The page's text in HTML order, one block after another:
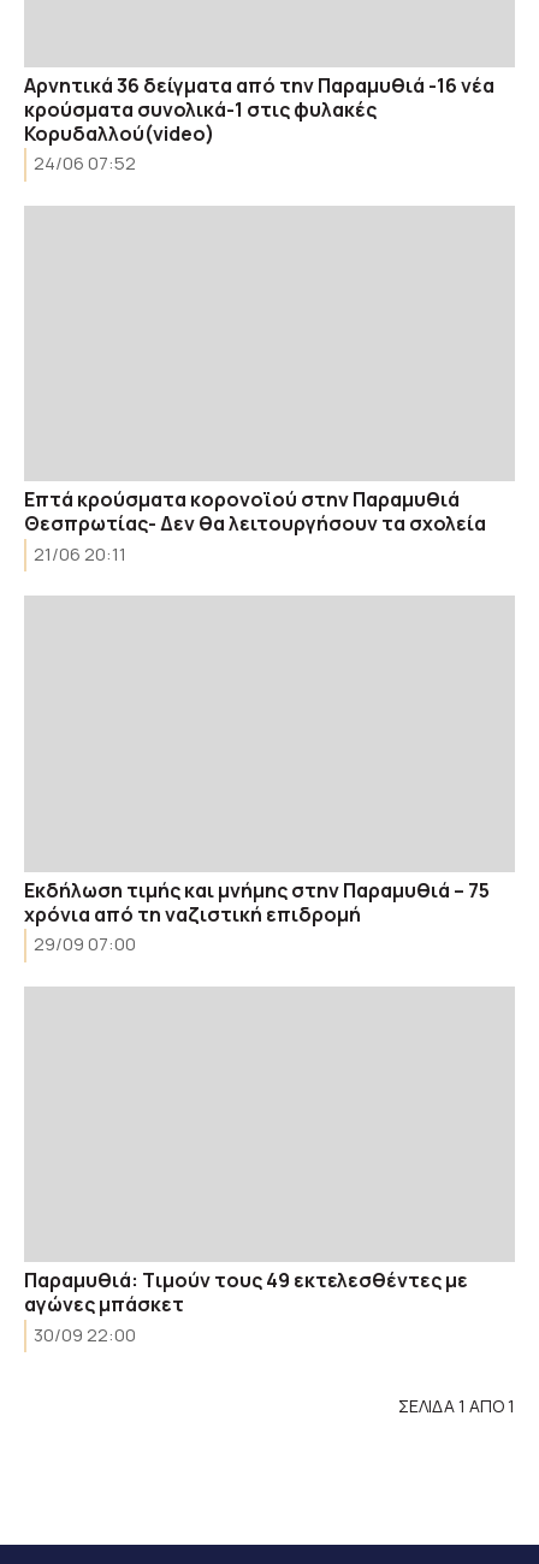
Αρνητικά 36 δείγματα από την Παραμυθιά -16 νέα
κρούσματα συνολικά-1 στις φυλακές
Κορυδαλλού(video)
24/06 07:52
Επτά κρούσματα κορονοϊού στην Παραμυθιά
Θεσπρωτίας- Δεν θα λειτουργήσουν τα σχολεία
21/06 20:11
Εκδήλωση τιμής και μνήμης στην Παραμυθιά – 75
χρόνια από τη ναζιστική επιδρομή
29/09 07:00
Παραμυθιά: Tιμούν τους 49 εκτελεσθέντες με
αγώνες μπάσκετ
30/09 22:00
ΣΕΛΙΔΑ 1 ΑΠΟ 1